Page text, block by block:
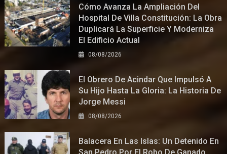
Cómo Avanza La Ampliación Del
Hospital De Villa Constitución: La Obra
Duplicará La Superficie Y Moderniza
El Edificio Actual
08/08/2026
El Obrero De Acindar Que Impulsó A
Su Hijo Hasta La Gloria: La Historia De
Jorge Messi
08/08/2026
Balacera En Las Islas: Un Detenido En